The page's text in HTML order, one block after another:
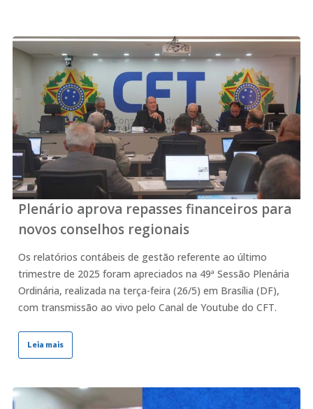
Plenário aprova repasses financeiros para
novos conselhos regionais
Os relatórios contábeis de gestão referente ao último
trimestre de 2025 foram apreciados na 49ª Sessão Plenária
Ordinária, realizada na terça-feira (26/5) em Brasília (DF),
com transmissão ao vivo pelo Canal de Youtube do CFT.
Leia mais